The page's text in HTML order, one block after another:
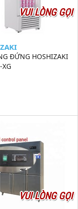
VUI LÒNG GỌI
ĐỨNG HOSHIZAKI
XG
VUI LÒNG GỌI